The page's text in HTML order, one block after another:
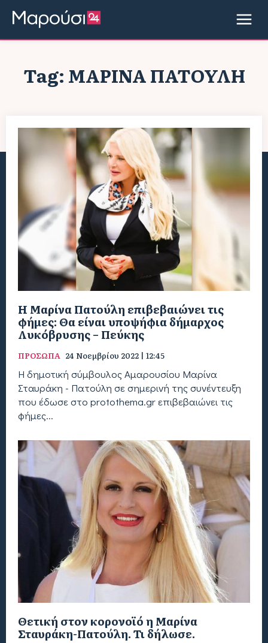
Tag: ΜΑΡΊΝΑ ΠΑΤΟΎΛΗ
Η Μαρίνα Πατούλη επιβεβαιώνει τις
φήμες: Θα είναι υποψήφια δήμαρχος
Λυκόβρυσης – Πεύκης
ΠΡΟΣΩΠΑ 24 Νοεμβρίου 2022 | 12:45
Η δημοτική σύμβουλος Αμαρουσίου Μαρίνα
Σταυράκη - Πατούλη σε σημερινή της συνέντευξη
που έδωσε στο protothema.gr επιβεβαιώνει τις
φήμες...
Θετική στον κορονοϊό η Μαρίνα
Σταυράκη-Πατούλη. Τι δήλωσε.